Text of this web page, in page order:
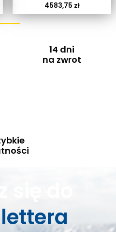
4583,75 zł
14 dni
na zwrot
się do